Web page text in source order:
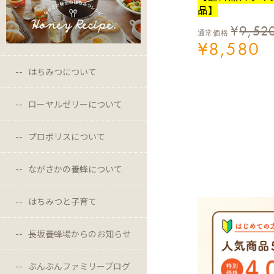
はちみつについて
ローヤルゼリーについて
プロポリスについて
ながさかの養蜂について
はちみつと子育て
長坂養蜂場からのお知らせ
ぶんぶんファミリーブログ
品】
通常価格 ¥
¥8,580